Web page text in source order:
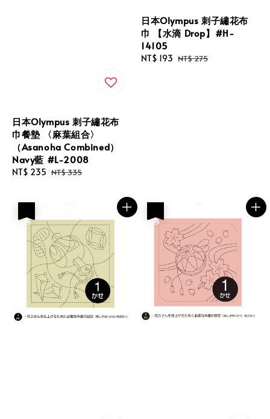
日本Olympus 刺子繡花布
巾餐墊 〈麻葉組合〉
（Asanoha Combined）
Navy藍 #L-2008
Sale
NT$ 235 Regular
NT$ 335
日本Olympus 刺子繡花布
巾 【水滴 Drop】#H-
14105
Sale
NT$ 193 Regular
NT$ 275